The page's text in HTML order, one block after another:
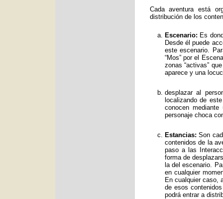
Cada aventura está
distribución de los
Escenario: Es
Desde él puede
este escenario.
“Mos” por el
zonas “activas”
aparece y una
desplazar al
localizando de
conocen
personaje choca
Estancias: Son
contenidos de la
paso a las
forma de
la del escenario.
en cualquier
En cualquier caso,
de esos
podrá entrar a